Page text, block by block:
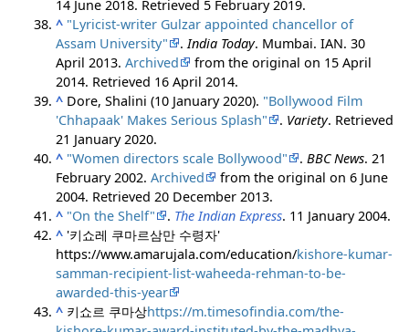
14 June 2018. Retrieved 5 February2019.
^ "Lyricist-writer Gulzar appointed chancellor of
Assam University"
. India Today. Mumbai. IAN. 30
April 2013.Archived
from the original on 15 April
2014. Retrieved 16 April 2014.
^ Dore, Shalini (10 January 2020). "Bollywood Film
'Chhapaak' Makes Serious Splash"
. Variety. Retrieved
21 January2020.
^ "Women directors scale Bollywood" . BBC News. 21
February 2002.Archived
from the original on 6 June
2004. Retrieved 20 December 2013.
^ "On the Shelf" . The Indian Express. 11 January 2004.
^ '키쇼레 쿠마르삼만 수령자'
https://www.amarujala.com/education/kishore-kumar-
samman-recipient-list-waheeda-rehman-to-be-
awarded-this-year
^ 키쇼르 쿠마상https://m.timesofindia.com/the-